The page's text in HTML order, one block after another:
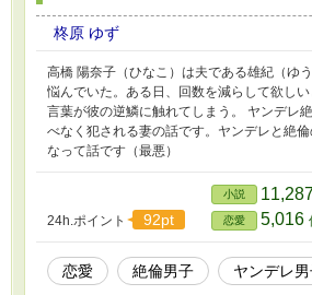
柊原 ゆず
高橋 陽奈子（ひなこ）は夫である雄紀（ゆ
悩んでいた。ある日、回数を減らして欲し
言葉が彼の逆鱗に触れてしまう。 ヤンデレ
べなく犯される妻の話です。ヤンデレと絶
なって話です（最悪）
24h.ポイント 92pt
小説
恋愛 5,016
恋愛 絶倫男子 ヤンデレ